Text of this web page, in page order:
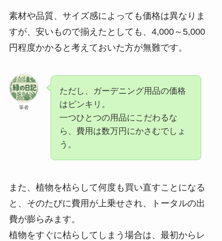
素材や品質、サイズ感によっても価格は異なりま
すが、安いもので揃えたとしても、4,000～5,000
円程度かかると考えておいた方が無難です。
筆者
ただし、ガーデニング用品の価格
はピンキリ。
一つひとつの用品にこだわるな
ら、費用は数万円にかさむでしょ
う。
また、植物を枯らして何度も買い直すことになる
と、そのたびに費用が上乗せされ、トータルの出
費が膨らみます。
植物をすぐに枯らしてしまう場合は、最初からレ